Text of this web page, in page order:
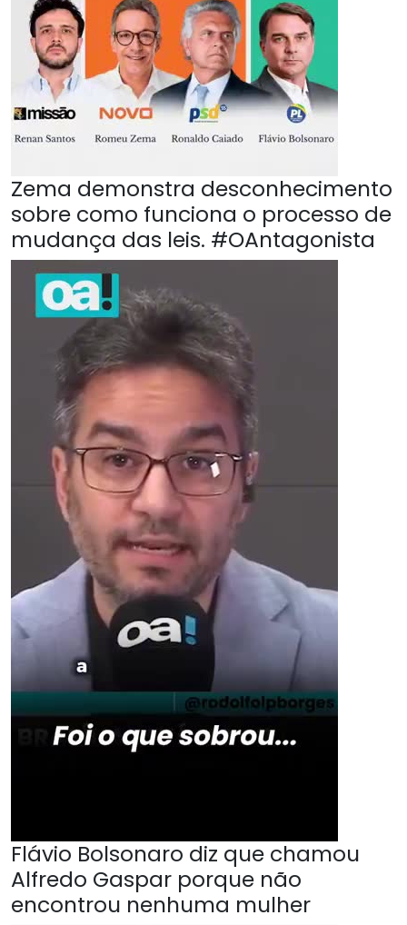
Zema demonstra desconhecimento
sobre como funciona o processo de
mudança das leis. #OAntagonista
Flávio Bolsonaro diz que chamou
Alfredo Gaspar porque não
encontrou nenhuma mulher